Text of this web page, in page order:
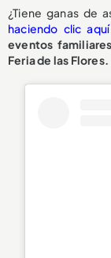
¿Tiene ganas de
haciendo clic
eventos
Feria de las Flores.